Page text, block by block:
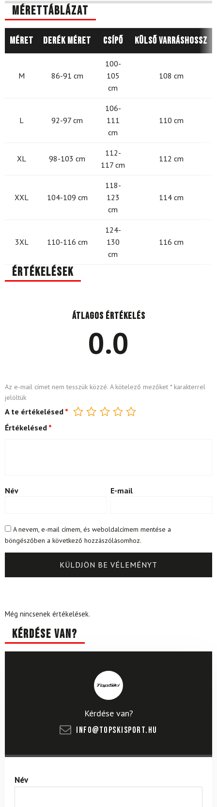
Mérettáblázat
Méret Derék méret Csípő Külső varráshossz
M 86-91 cm
100-
105
cm
108 cm
L 92-97 cm
106-
111
cm
110 cm
XL 98-103 cm
112-
117 cm
112 cm
XXL 104-109 cm
118-
123
cm
114 cm
3XL 110-116 cm
124-
130
cm
116 cm
Értékelések
Átlagos értékelés
0.0
Az e-mail címet nem tesszük közzé. A kötelező mezőket *karakterrel
jelöltük
A te értékelésed *
Értékelésed *
Név E-mail
A nevem, e-mail címem, és weboldalcímem mentése a
böngészőben a következő hozzászólásomhoz.
Még nincsenek értékelések.
Kérdése van?
Kérdése van?
info@topskisport.hu
Név